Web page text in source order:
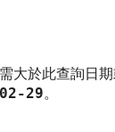
大於此查詢日
29。